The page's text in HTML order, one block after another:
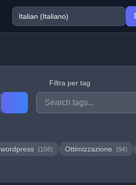
Filtra per tag
wordpress (106) Ottimizzazione (94)